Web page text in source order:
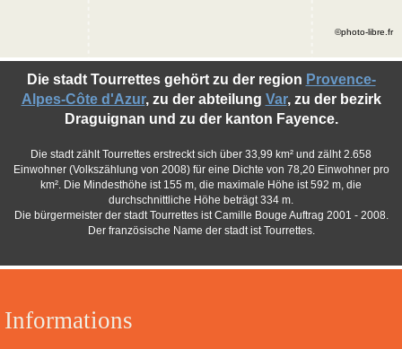
Informations
Die stadt Tourrettes gehört zu der region Provence-
Alpes-Côte d'Azur, zu der abteilung Var, zu der bezirk
Draguignan und zu der kanton Fayence.
Die stadt zählt Tourrettes erstreckt sich über 33,99 km² und zälht 2.658
Einwohner (Volkszählung von 2008) für eine Dichte von 78,20 Einwohner pro
km². Die Mindesthöhe ist 155 m, die maximale Höhe ist 592 m, die
durchschnittliche Höhe beträgt 334 m.
Die bürgermeister der stadt Tourrettes ist Camille Bouge Auftrag 2001 - 2008.
Der französische Name der stadt ist Tourrettes.
©photo-libre.fr